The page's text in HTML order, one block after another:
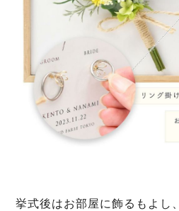
挙式後はお部屋に飾るもよし、